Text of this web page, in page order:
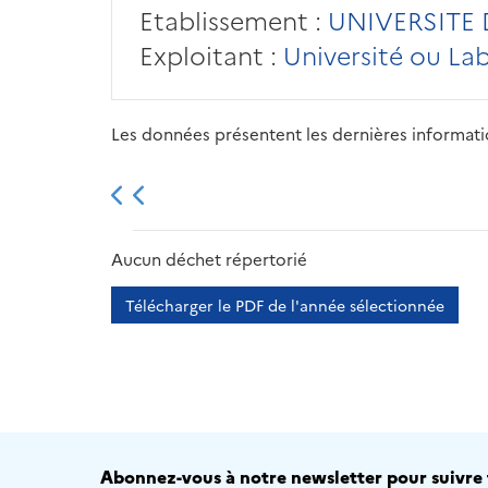
Etablissement : UNIVERSITE
Exploitant : Université ou
Les données présentent les dernières
2013 2014
Aucun déchet répertorié
Télécharger le PDF de l'année sélectionnée
Abonnez-vous à notre newsletter pour suivre